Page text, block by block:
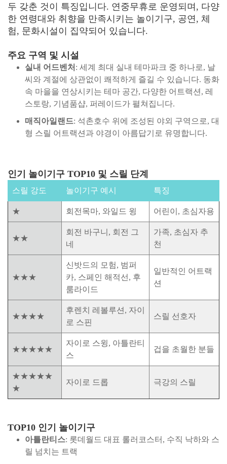
두 갖춘 것이 특징입니다. 연중무휴로 운영되며, 다양
한 연령대와 취향을 만족시키는 놀이기구, 공연, 체
험, 문화시설이 집약되어 있습니다.
주요 구역 및 시설
실내 어드벤처 : 세계 최대 실내 테마파크 중 하나로, 날
씨와 계절에 상관없이 쾌적하게 즐길 수 있습니다. 동화
속 마을을 연상시키는 테마 공간, 다양한 어트랙션, 레
스토랑, 기념품샵, 퍼레이드가 펼쳐집니다.
매직아일랜드: 석촌호수 위에 조성된 야외 구역으로, 대
형 스릴 어트랙션과 야경이 아름답기로 유명합니다.
인기 놀이기구 TOP10 및 스릴 단계
스릴 강도 놀이기구 예시 특징
★ 회전목마, 와일드 윙 어린이, 초심자용
★★
회전 바구니, 회전 그
네
가족, 초심자 추
천
★★★
신밧드의 모험, 범퍼
카, 스페인 해적선, 후
룸라이드
일반적인 어트랙
션
★★★★
후렌치 레볼루션, 자이
로 스핀
스릴 선호자
★★★★★
자이로 스윙, 아틀란티
스
겁을 초월한 분들
★★★★★
★
자이로 드롭 극강의 스릴
TOP10 인기 놀이기구
아틀란티스: 롯데월드 대표 롤러코스터, 수직 낙하와 스
릴 넘치는 트랙